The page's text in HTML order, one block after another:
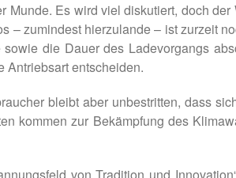
Es wird viel diskutiert, doch der
– zumindest hierzulande – ist zurzeit
die Dauer des Ladevorgangs
Antriebsart entscheiden.
bleibt aber unbestritten, dass
kommen zur Bekämpfung des